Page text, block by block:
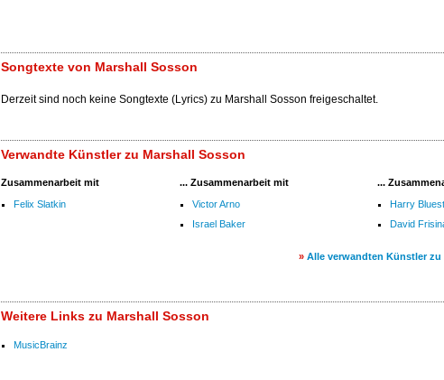
Songtexte von Marshall Sosson
Derzeit sind noch keine Songtexte (Lyrics) zu Marshall Sosson freigeschaltet.
Verwandte Künstler zu Marshall Sosson
Zusammenarbeit mit
Felix Slatkin
... Zusammenarbeit mit
Victor Arno
Israel Baker
...
Harry
David
» Alle verwandten Künstler zu
Weitere Links zu Marshall Sosson
MusicBrainz